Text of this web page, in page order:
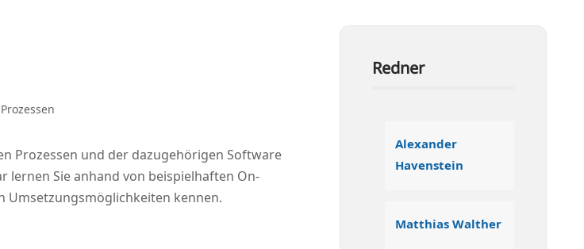
Pro­zes­sen und der dazu­ge­hö­ri­gen Soft­ware
ler­nen Sie anhand von bei­spiel­haf­ten On-
Umset­zungs­mög­lich­kei­ten kennen.
Redner
Alex­an­der
Havenstein
Mat­thi­as Walther